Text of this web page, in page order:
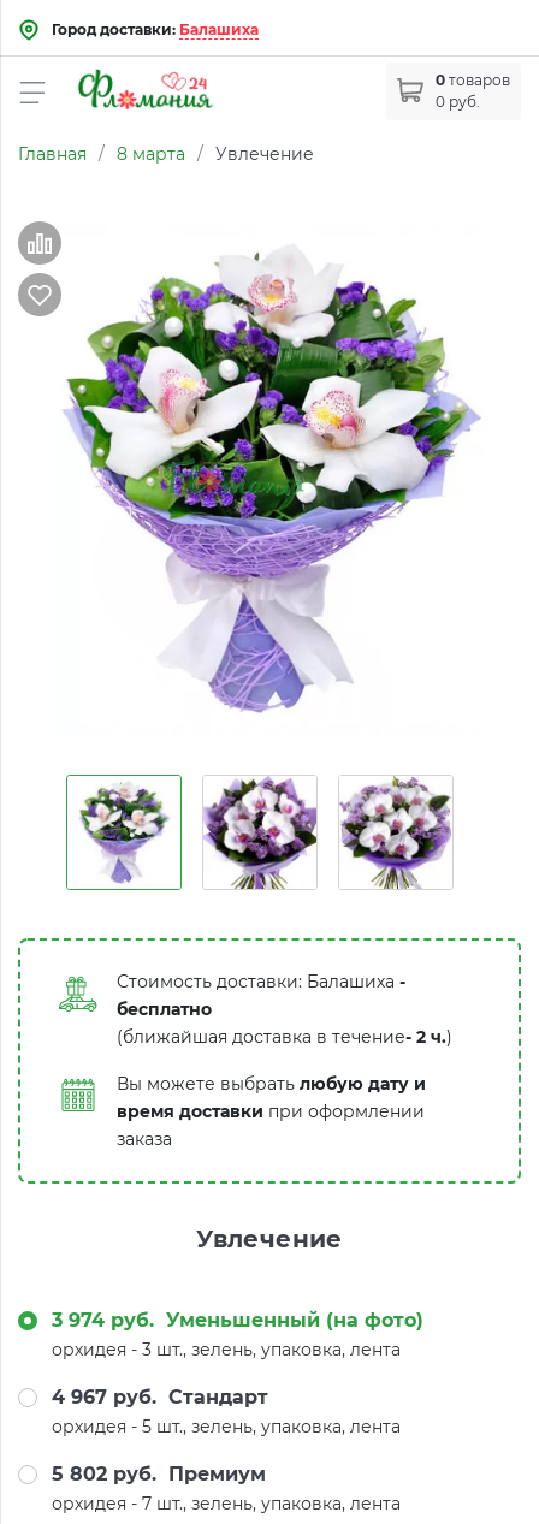
Город доставки: Балашиха
0 товаров
0 руб.
Главная / 8 марта / Увлечение
Стоимость доставки: Балашиха -
бесплатно
(ближайшая доставка в течение- 2 ч.)
Вы можете выбрать любую дату и
время доставки при оформлении
заказа
Увлечение
3 974 руб. Уменьшенный (на фото)
орхидея - 3 шт., зелень, упаковка, лента
4 967 руб. Стандарт
орхидея - 5 шт., зелень, упаковка, лента
5 802 руб. Премиум
орхидея - 7 шт., зелень, упаковка, лента